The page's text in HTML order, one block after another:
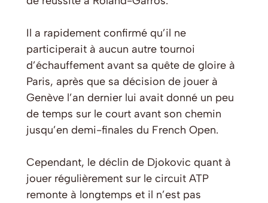
Il a rapidement confirmé qu’il ne
participerait à aucun autre tournoi
d’échauffement avant sa quête de gloire à
Paris, après que sa décision de jouer à
Genève l’an dernier lui avait donné un peu
de temps sur le court avant son chemin
jusqu’en demi-finales du French Open.
Cependant, le déclin de Djokovic quant à
jouer régulièrement sur le circuit ATP
remonte à longtemps et il n’est pas